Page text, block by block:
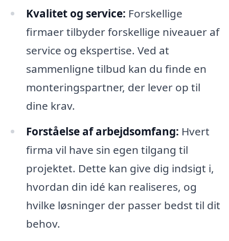
Kvalitet og service: Forskellige
firmaer tilbyder forskellige niveauer af
service og ekspertise. Ved at
sammenligne tilbud kan du finde en
monteringspartner, der lever op til
dine krav.
Forståelse af arbejdsomfang: Hvert
firma vil have sin egen tilgang til
projektet. Dette kan give dig indsigt i,
hvordan din idé kan realiseres, og
hvilke løsninger der passer bedst til dit
behov.